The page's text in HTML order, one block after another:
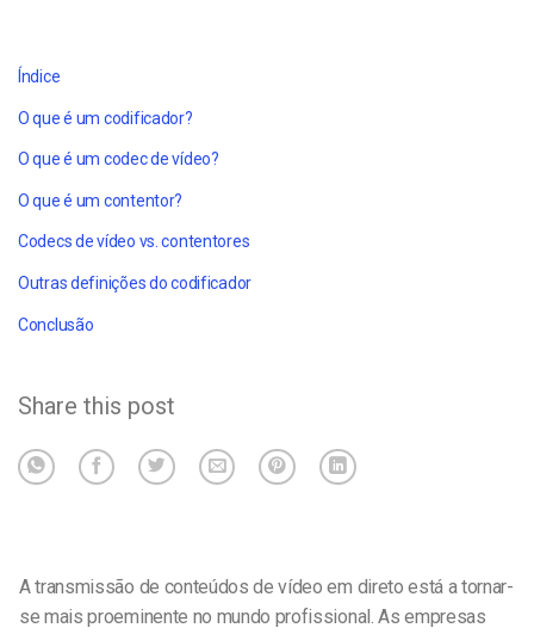
Índice
O que é um codificador?
O que é um codec de vídeo?
O que é um contentor?
Codecs de vídeo vs. contentores
Outras definições do codificador
Conclusão
Share this post
A transmissão de conteúdos de vídeo em direto está a tornar-
se mais proeminente no mundo profissional. As empresas